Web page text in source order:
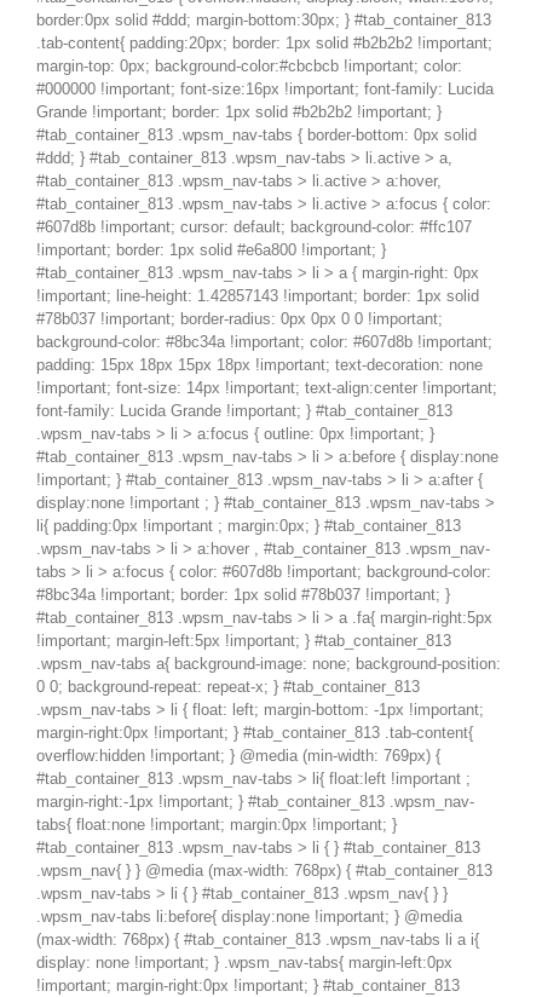
border:0px solid #ddd; margin-bottom:30px; } #tab_container_813
.tab-content{ padding:20px; border: 1px solid #b2b2b2 !important;
margin-top: 0px; background-color:#cbcbcb !important; color:
#000000 !important; font-size:16px !important; font-family: Lucida
Grande !important; border: 1px solid #b2b2b2 !important; }
#tab_container_813 .wpsm_nav-tabs { border-bottom: 0px solid
#ddd; } #tab_container_813 .wpsm_nav-tabs > li.active > a,
#tab_container_813 .wpsm_nav-tabs > li.active > a:hover,
#tab_container_813 .wpsm_nav-tabs > li.active > a:focus { color:
#607d8b !important; cursor: default; background-color: #ffc107
!important; border: 1px solid #e6a800 !important; }
#tab_container_813 .wpsm_nav-tabs > li > a { margin-right: 0px
!important; line-height: 1.42857143 !important; border: 1px solid
#78b037 !important; border-radius: 0px 0px 0 0 !important;
background-color: #8bc34a !important; color: #607d8b !important;
padding: 15px 18px 15px 18px !important; text-decoration: none
!important; font-size: 14px !important; text-align:center !important;
font-family: Lucida Grande !important; } #tab_container_813
.wpsm_nav-tabs > li > a:focus { outline: 0px !important; }
#tab_container_813 .wpsm_nav-tabs > li > a:before { display:none
!important; } #tab_container_813 .wpsm_nav-tabs > li > a:after {
display:none !important ; } #tab_container_813 .wpsm_nav-tabs >
li{ padding:0px !important ; margin:0px; } #tab_container_813
.wpsm_nav-tabs > li > a:hover , #tab_container_813 .wpsm_nav-
tabs > li > a:focus { color: #607d8b !important; background-color:
#8bc34a !important; border: 1px solid #78b037 !important; }
#tab_container_813 .wpsm_nav-tabs > li > a .fa{ margin-right:5px
!important; margin-left:5px !important; } #tab_container_813
.wpsm_nav-tabs a{ background-image: none; background-position:
0 0; background-repeat: repeat-x; } #tab_container_813
.wpsm_nav-tabs > li { float: left; margin-bottom: -1px !important;
margin-right:0px !important; } #tab_container_813 .tab-content{
overflow:hidden !important; } @media (min-width: 769px) {
#tab_container_813 .wpsm_nav-tabs > li{ float:left !important ;
margin-right:-1px !important; } #tab_container_813 .wpsm_nav-
tabs{ float:none !important; margin:0px !important; }
#tab_container_813 .wpsm_nav-tabs > li { } #tab_container_813
.wpsm_nav{ } } @media (max-width: 768px) { #tab_container_813
.wpsm_nav-tabs > li { } #tab_container_813 .wpsm_nav{ } }
.wpsm_nav-tabs li:before{ display:none !important; } @media
(max-width: 768px) { #tab_container_813 .wpsm_nav-tabs li a i{
display: none !important; } .wpsm_nav-tabs{ margin-left:0px
!important; margin-right:0px !important; } #tab_container_813